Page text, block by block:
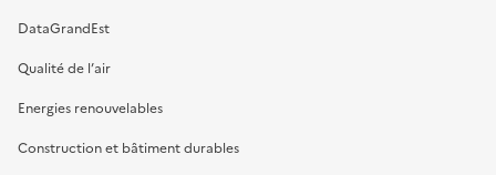
DataGrandEst
Qualité de l’air
Energies renouvelables
Construction et bâtiment durables